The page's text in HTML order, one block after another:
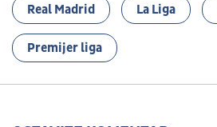
Real Madrid La Liga
Premijer liga